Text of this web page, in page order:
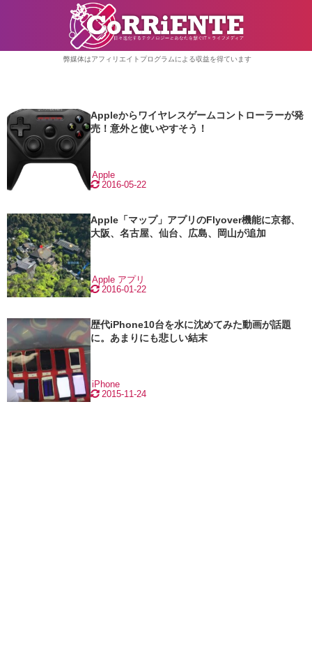
弊媒体はアフィリエイトプログラムによる収益を得ています
Appleからワイヤレスゲームコントローラーが発
売！意外と使いやすそう！
2016-05-22
Apple
Apple「マップ」アプリのFlyover機能に京都、
大阪、名古屋、仙台、広島、岡山が追加
2016-01-22
Apple アプリ
歴代iPhone10台を水に沈めてみた動画が話題
に。あまりにも悲しい結末
2015-11-24
iPhone